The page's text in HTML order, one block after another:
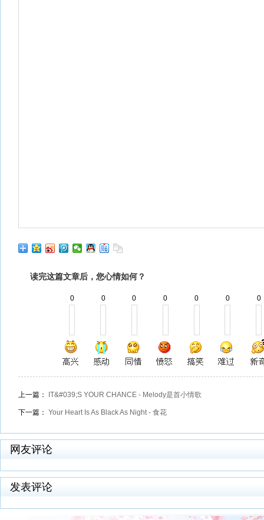
读完这篇文章后，您心情如何？
0 0 0 0 0 0 0
上一篇： IT&#039;S YOUR CHANCE - Melody是首小情歌
下一篇： Your Heart Is As Black As Night - 食花
网友评论
发表评论